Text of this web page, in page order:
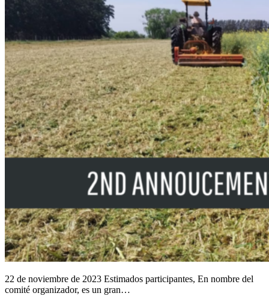
22 de noviembre de 2023 Estimados participantes, En nombre del
comité organizador, es un gran…